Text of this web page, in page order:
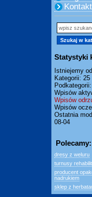
Kontakt
Statystyki
Istniejemy
Kategorii: 25
Wpisów
Wpisów
Wpisów
Ostatnia
08-04
Polecamy:
dresy z weluru
turnusy
producent
nadrukiem
sklep z